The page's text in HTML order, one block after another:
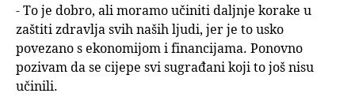
- To je dobro, ali moramo učiniti daljnje korake u
zaštiti zdravlja svih naših ljudi, jer je to usko
povezano s ekonomijom i financijama. Ponovno
pozivam da se cijepe svi sugrađani koji to još nisu
učinili.